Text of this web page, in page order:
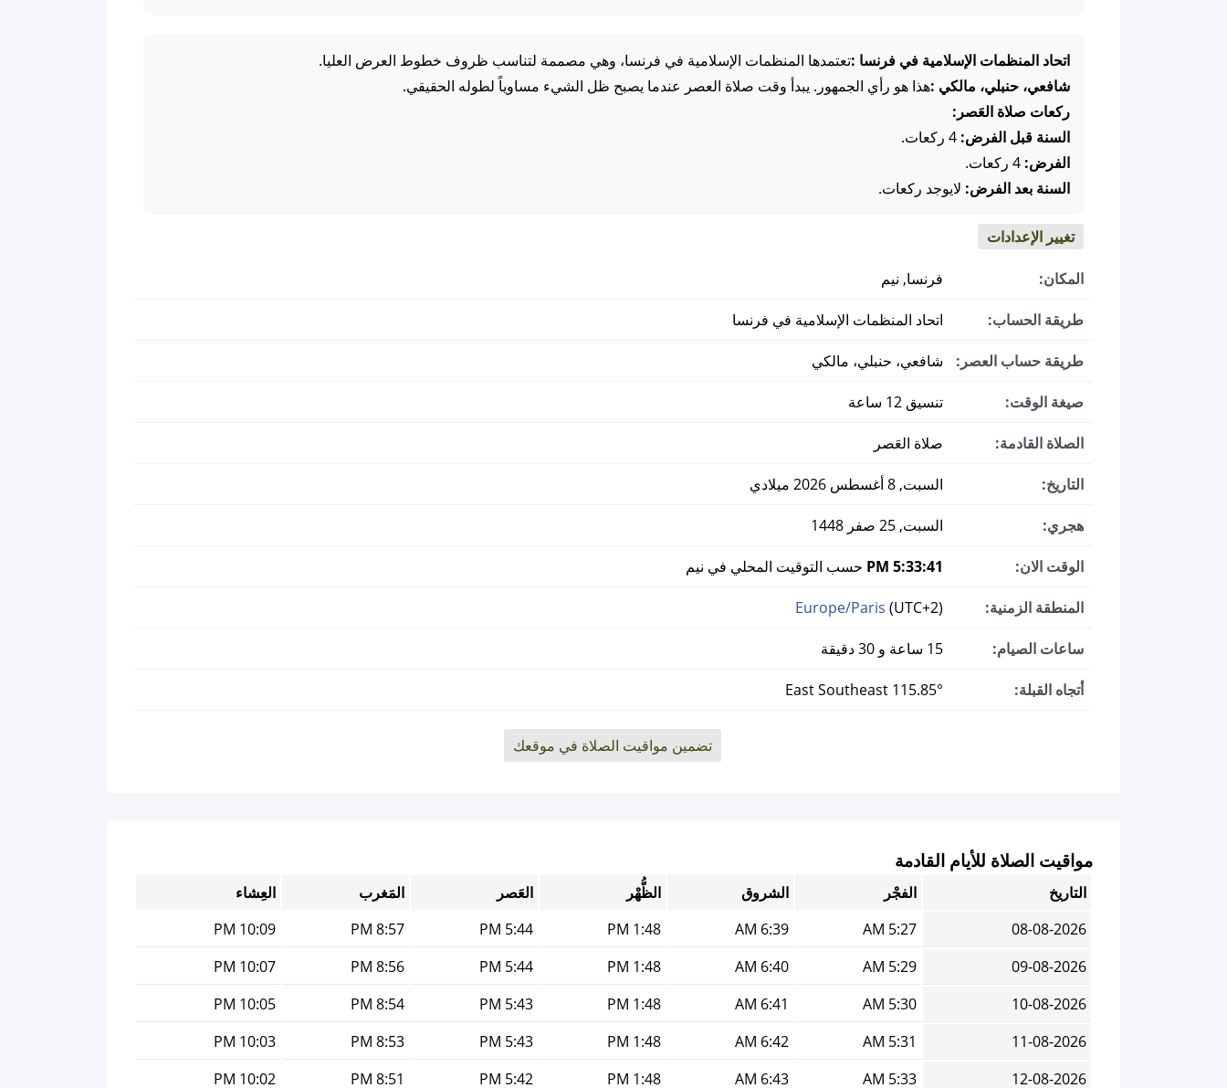
اتحاد المنظمات الإسلامية في فرنسا :تعتمدها المنظمات الإسلامية في فرنسا، وهي مصممة لتناسب ظروف خطوط العرض العليا.
شافعي، حنبلي، مالكي :هذا هو رأي الجمهور. يبدأ وقت صلاة العصر عندما يصبح ظل الشيء مساوياً لطوله الحقيقي.
ركعات صلاة العَصر:
السنة قبل الفرض:
الفرض:
السنة بعد الفرض: لايوجد ركعات.
تغيير الإعدادات
المكان: فرنسا, نيم
طريقة الحساب: اتحاد المنظمات الإسلامية في فرنسا
طريقة حساب العصر: شافعي، حنبلي، مالكي
صيغة الوقت: تنسيق 12 ساعة
الصلاة القادمة: صلاة العَصر
التاريخ: السبت, 8 أغسطس 2026 ميلادي
هجري: السبت, 25 صفر 1448
الوقت الان: 5:33:41 PM حسب التوقيت المحلي في نيم
المنطقة الزمنية: Europe/Paris (UTC+2)
ساعات الصيام:
أتجاه القبلة:
تضمين مواقيت الصلاة في موقعك
مواقيت الصلاة للأيام القادمة
التاريخ الفجْر الشروق الظُّهْر العَصر المَغرب
العِشاء
08-08-2026
5:27 AM
6:39 AM
1:48 PM
5:44 PM
8:57 PM
10:09 PM
09-08-2026
5:29 AM
6:40 AM
1:48 PM
5:44 PM
8:56 PM
10:07 PM
10-08-2026
5:30 AM
6:41 AM
1:48 PM
5:43 PM
8:54 PM
10:05 PM
11-08-2026
5:31 AM
6:42 AM
1:48 PM
5:43 PM
8:53 PM
10:03 PM
12-08-2026
5:33 AM
6:43 AM
1:48 PM
5:42 PM
8:51 PM
10:02 PM